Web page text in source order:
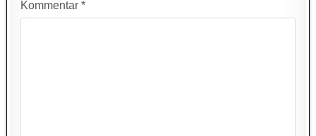
Kommentar*